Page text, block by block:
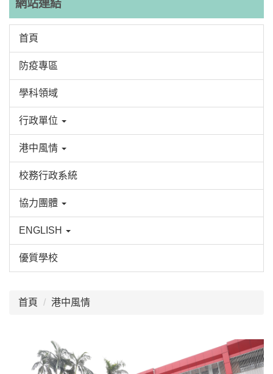
網站連結
首頁
防疫專區
學科領域
行政單位
港中風情
校務行政系統
協力團體
ENGLISH
優質學校
首頁 港中風情